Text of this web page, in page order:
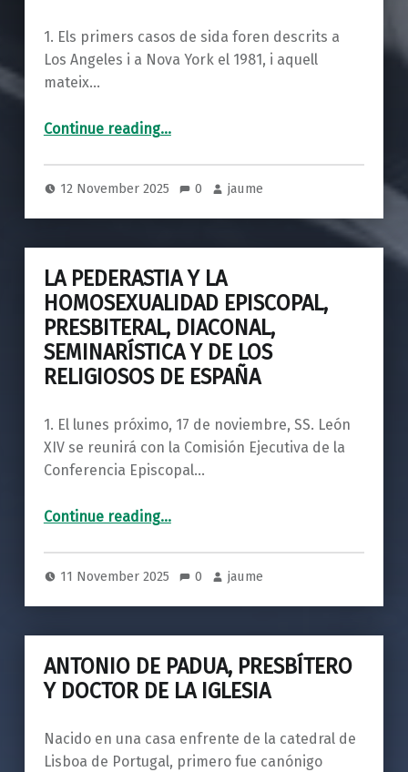
1. Els primers casos de sida foren descrits a
Los Angeles i a Nova York el 1981, i aquell
mateix…
Continue reading“L’ATENCIÓ ALS MALALTS TERMINALS DE VIH A LA PARRÒQUIA DE SANTA MARIA REINA DE BARCELONA, ARA FA 35 ANYS”
…
12 November 2025 0 jaume
LA PEDERASTIA Y LA
HOMOSEXUALIDAD EPISCOPAL,
PRESBITERAL, DIACONAL,
SEMINARÍSTICA Y DE LOS
RELIGIOSOS DE ESPAÑA
1. El lunes próximo, 17 de noviembre, SS. León
XIV se reunirá con la Comisión Ejecutiva de la
Conferencia Episcopal…
Continue reading“LA PEDERASTIA Y LA HOMOSEXUALIDAD EPISCOPAL, PRESBITERAL, DIACONAL, SEMINARÍSTICA Y DE LOS RELIGIOSOS DE ESPAÑA”
…
11 November 2025 0 jaume
ANTONIO DE PADUA, PRESBÍTERO
Y DOCTOR DE LA IGLESIA
Nacido en una casa enfrente de la catedral de
Lisboa de Portugal, primero fue canónigo